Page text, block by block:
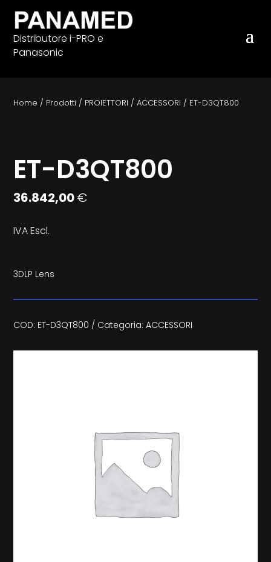
Distributore i-PRO e
Panasonic
Home / Prodotti / PROIETTORI /ACCESSORI / ET-D3QT800
ET-D3QT800
36.842,00€
IVA Escl.
3DLP Lens
COD: ET-D3QT800 Categoria: ACCESSORI